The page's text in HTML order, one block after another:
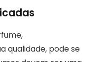
qualidade, pode se